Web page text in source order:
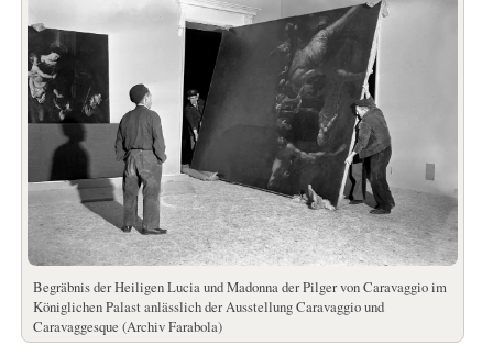
Begräbnis der Heiligen Lucia und Madonna der Pilger von Caravaggio im
Königlichen Palast anlässlich der Ausstellung Caravaggio und
Caravaggesque (Archiv Farabola)